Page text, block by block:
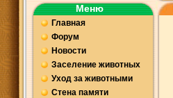
Меню
Главная
Форум
Новости
Заселение животных
Уход за животными
Стена памяти